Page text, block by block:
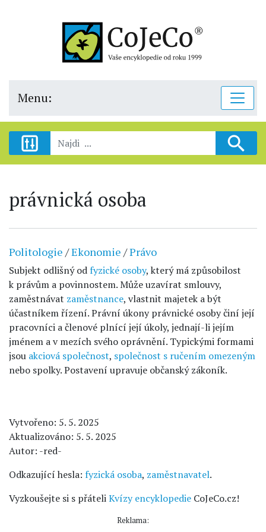
Menu:
právnická osoba
Politologie /Ekonomie /Právo
Subjekt odlišný od fyzické osoby, který má způsobilost
k právům a povinnostem. Může uzavírat smlouvy,
zaměstnávat zaměstnance, vlastnit majetek a být
účastníkem řízení. Právní úkony právnické osoby činí její
pracovníci a členové plnící její úkoly, jednají-li jejím
jménem a v mezích svého oprávnění. Typickými formami
jsou akciová společnost, společnost s ručením omezeným
nebo spolky. Postavení upravuje občanský zákoník.
Vytvořeno: 5. 5. 2025
Aktualizováno: 5. 5. 2025
Autor: -red-
Odkazující hesla: fyzická osoba, zaměstnavatel.
Vyzkoušejte si s přáteliKvízy encyklopedie CoJeCo.cz!
Reklama: